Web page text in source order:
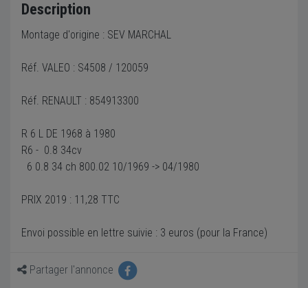
Description
Montage d'origine : SEV MARCHAL
Réf. VALEO : S4508 / 120059
Réf. RENAULT : 854913300
R 6 L DE 1968 à 1980
R6 - 0.8 34cv
6 0.8 34 ch 800.02 10/1969 -> 04/1980
PRIX 2019 : 11,28 TTC
Envoi possible en lettre suivie : 3 euros (pour la France)
Partager l'annonce